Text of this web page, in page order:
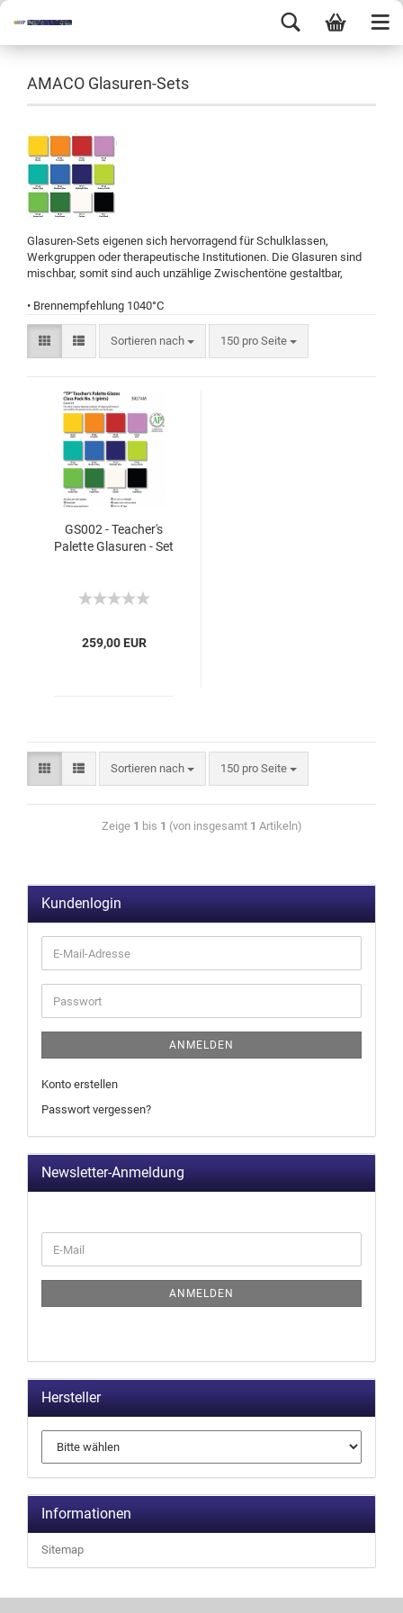
AMACO Glasuren-Sets
Glasuren-Sets eigenen sich hervorragend für Schulklassen,
Werkgruppen oder therapeutische Institutionen. Die Glasuren sind
mischbar, somit sind auch unzählige Zwischentöne gestaltbar,
• Brennempfehlung 1040°C
Sortieren nach 150 pro Seite
GS002 - Teacher's
Palette Glasuren - Set
259,00 EUR
Sortieren nach 150 pro Seite
Zeige 1 bis 1 (von insgesamt 1 Artikeln)
Kundenlogin
ANMELDEN
Konto erstellen
Passwort vergessen?
Newsletter-Anmeldung
ANMELDEN
Hersteller
Informationen
Sitemap